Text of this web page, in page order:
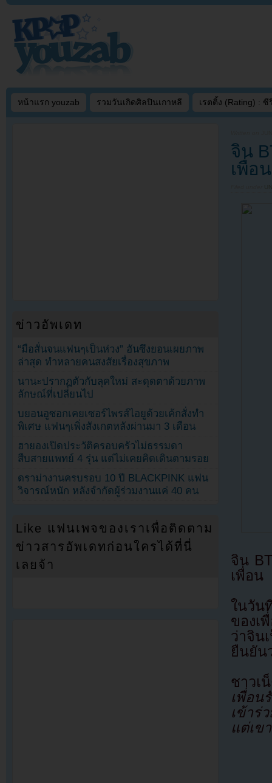
หน้าแรก youzab รวมวันเกิดศิลปินเกาหลี เรตติ้ง (Rating) : ซี
จิน
เพื่อน
จิน
เพื่อน
ในวัน
ของเ
ว่าจิน
ยืนยัน
ชาว
เพื่อน
เข้าร่
แต่เข
ข่าวอัพเดท
“มือสั่นจนแฟนๆเป็นห่วง” ฮันซึงยอนเผยภาพ
ล่าสุด ทำหลายคนสงสัยเรื่องสุขภาพ
นานะปรากฏตัวกับลุคใหม่ สะดุดตาด้วยภาพ
ลักษณ์ที่เปลี่ยนไป
บยอนอูซอกเคยเซอร์ไพรส์ไอยูด้วยเค้กสั่งทำ
พิเศษ แฟนๆเพิ่งสังเกตหลังผ่านมา 3 เดือน
ฮายองเปิดประวัติครอบครัวไม่ธรรมดา
สืบสายแพทย์ 4 รุ่น แต่ไม่เคยคิดเดินตามรอย
ดราม่างานครบรอบ 10 ปี BLACKPINK แฟน
วิจารณ์หนัก หลังจำกัดผู้ร่วมงานแค่ 40 คน
Like แฟนเพจของเราเพื่อติดตาม
ข่าวสารอัพเดทก่อนใครได้ที่นี่
เลยจ้า